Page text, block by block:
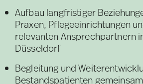
Aufbau langfristiger
Praxen, Pflegeeinrichtungen
relevanten Ansprechpartnern
Düsseldorf
Begleitung und
Bestandspatienten